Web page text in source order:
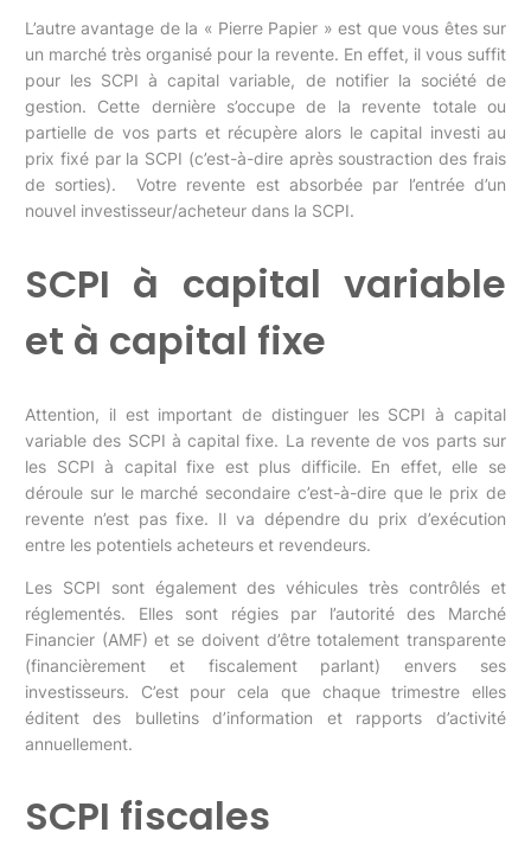
L’autre avantage de la « Pierre Papier » est que vous êtes sur
un marché très organisé pour la revente. En effet, il vous suffit
pour les SCPI à capital variable, de notifier la société de
gestion. Cette dernière s’occupe de la revente totale ou
partielle de vos parts et récupère alors le capital investi au
prix fixé par la SCPI (c’est-à-dire après soustraction des frais
de sorties). Votre revente est absorbée par l’entrée d’un
nouvel investisseur/acheteur dans la SCPI.
SCPI à capital variable
et à capital fixe
Attention, il est important de distinguer les SCPI à capital
variable des SCPI à capital fixe. La revente de vos parts sur
les SCPI à capital fixe est plus difficile. En effet, elle se
déroule sur le marché secondaire c’est-à-dire que le prix de
revente n’est pas fixe. Il va dépendre du prix d’exécution
entre les potentiels acheteurs et revendeurs.
Les SCPI sont également des véhicules très contrôlés et
réglementés. Elles sont régies par l’autorité des Marché
Financier (AMF) et se doivent d’être totalement transparente
(financièrement et fiscalement parlant) envers ses
investisseurs. C’est pour cela que chaque trimestre elles
éditent des bulletins d’information et rapports d’activité
annuellement.
SCPI fiscales